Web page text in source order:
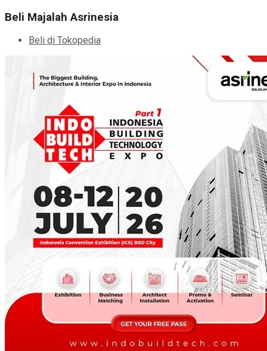
Beli Majalah Asrinesia
Beli di Tokopedia